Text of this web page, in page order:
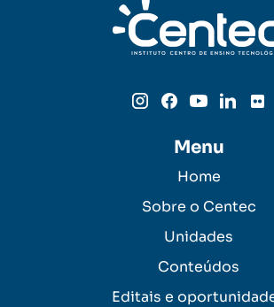
Menu
Home
Sobre o Centec
Unidades
Conteúdos
Editais e